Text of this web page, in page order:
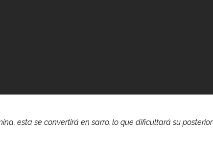
esta se convertirá en sarro, lo que dificultará su posterior